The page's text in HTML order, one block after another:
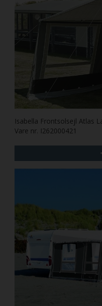
Isabella Frontsolsejl Atlas
Vare nr. I262000421